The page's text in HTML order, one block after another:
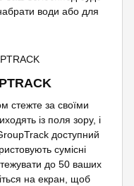
води або для
стежте за своїми
із поля зору, і
доступний
сумісні
до 50 ваших
на екран, щоб